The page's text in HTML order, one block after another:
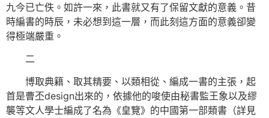
九今已亡佚。如許一來，此書就又有了保留文獻的意義。昔
時編書的時辰，未必想到這一層，而此刻這方面的意義卻變
得極端嚴重。
二
博取典籍、取其精要、以類相從、編成一書的主張，起
首是曹丕design出來的，依據他的唆使由秘書監王象以及繆
襲等文人學士編成了名為《皇覽》的中國第一部類書（詳見